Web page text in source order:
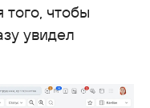
чтобы
увидел